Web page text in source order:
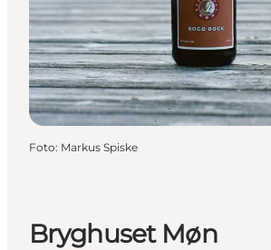
Foto: Markus Spiske
Bryghuset Møn